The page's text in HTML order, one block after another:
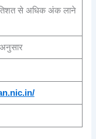
से अधिक अंक लाने